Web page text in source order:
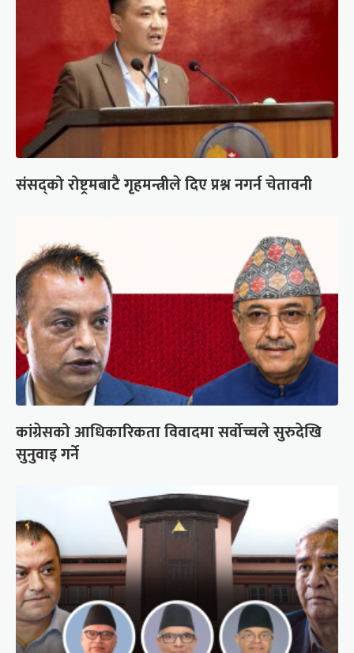
संसद्को रोष्ट्रमबाटै गृहमन्त्रीले दिए प्रश्न नगर्न चेतावनी
कांग्रेसको आधिकारिकता विवादमा सर्वोच्चले सुरुदेखि
सुनुवाइ गर्ने